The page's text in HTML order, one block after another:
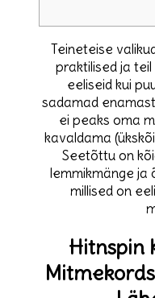
Teineteise
praktilised ja
eeliseid kui
sadamad
ei peaks oma
kavaldama
Seetõttu on
lemmikmänge ja
millised on
Hitnspin